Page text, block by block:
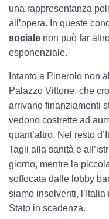
una rappresentanza
all’opera. In queste
sociale non può far
esponenziale.
Intanto a Pinerolo non
Palazzo Vittone, che
arrivano finanziamenti
vedono costrette ad
quant’altro. Nel resto
Tagli alla sanità e
giorno, mentre la
soffocata dalle lobby
siamo insolventi,
Stato in scadenza.